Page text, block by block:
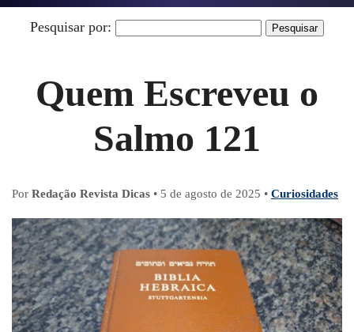
Pesquisar por:
Quem Escreveu o
Salmo 121
Por Redação Revista Dicas • 5 de agosto de 2025 • Curiosidades